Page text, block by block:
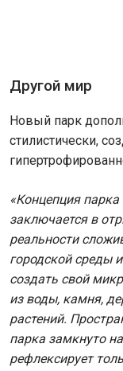
Другой мир
Новый парк
стилистически,
«Концепция парка
заключается в
реальности
городской среды
создать свой
из воды, камня,
растений.
парка замкнуто
рефлексирует